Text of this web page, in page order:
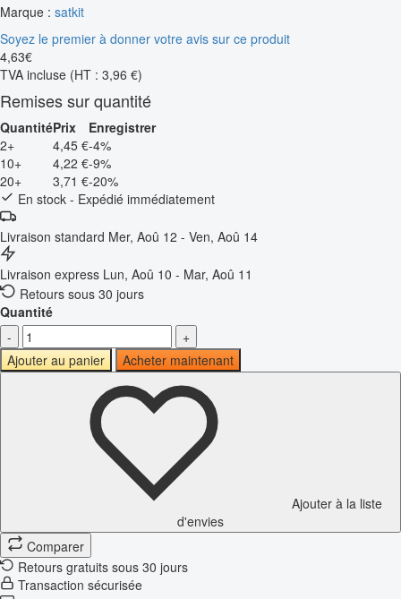
Marque : satkit
Soyez le premier à donner votre avis sur ce produit
4,63€
TVA incluse (HT : 3,96 €)
Remises sur quantité
QuantitéPrix
Enregistrer
2+
4,45 €-4%
10+
4,22 €-9%
20+
3,71 €-20%
En stock - Expédié immédiatement
Livraison standard Mer, Aoû 12 - Ven, Aoû 14
Livraison express Lun, Aoû 10 - Mar, Aoû 11
Retours sous 30 jours
Quantité
-
+
Ajouter au panier
Acheter maintenant
Ajouter à la liste
d'envies
Comparer
Retours gratuits sous 30 jours
Transaction sécurisée